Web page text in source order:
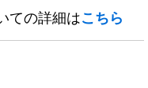
ての詳細はこちら